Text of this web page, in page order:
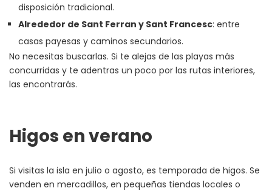
disposición tradicional.
Alrededor de Sant Ferran y Sant Francesc: entre
casas payesas y caminos secundarios.
No necesitas buscarlas. Si te alejas de las playas más
concurridas y te adentras un poco por las rutas interiores,
las encontrarás.
Higos en verano
Si visitas la isla en julio o agosto, es temporada de higos. Se
venden en mercadillos, en pequeñas tiendas locales o